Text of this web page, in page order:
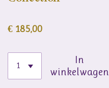
€ 185,00
In
winkelwagen